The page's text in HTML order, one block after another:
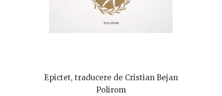
Epictet, traducere de Cristian Bejan
Polirom